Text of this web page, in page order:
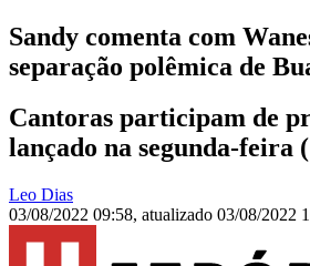
Sandy comenta com
separação polêmica de
Cantoras participam de
lançado na segunda-feira
Leo Dias
03/08/2022 09:58, atualizado 03/08/2022